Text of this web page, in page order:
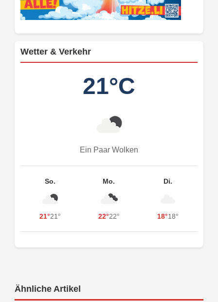
Wetter & Verkehr
21°C
Ein Paar Wolken
So.
21°21°
Mo.
22°22°
Di.
18°18°
Ähnliche Artikel